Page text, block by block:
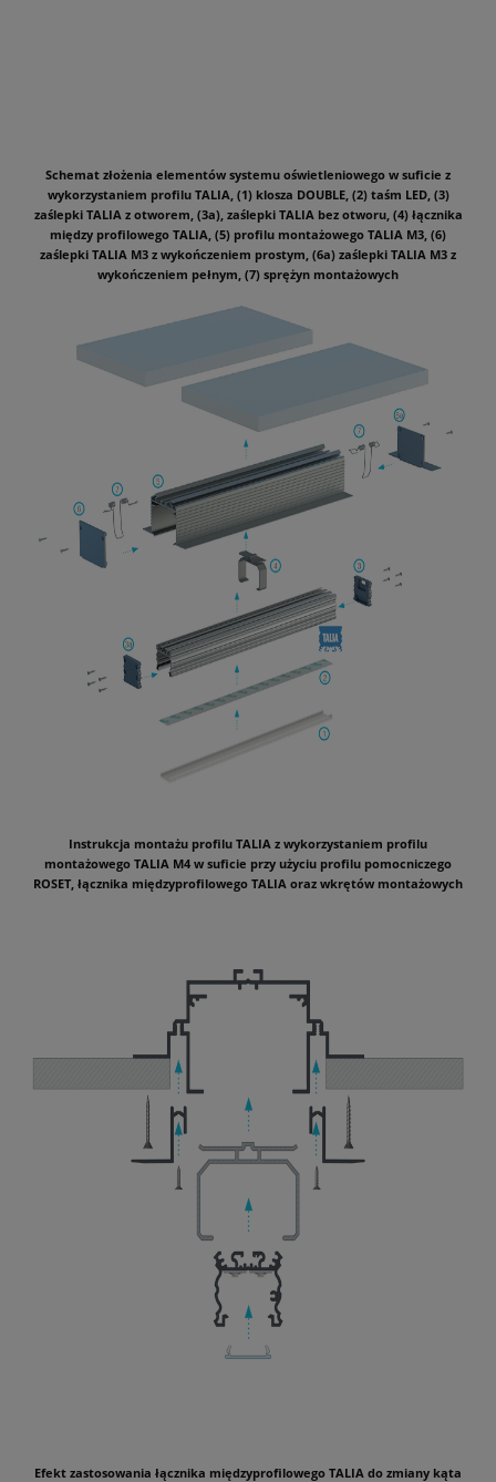
Schemat złożenia elementów systemu oświetleniowego w suficie z
wykorzystaniem profilu TALIA, (1) klosza DOUBLE, (2) taśm LED, (3)
zaślepki TALIA z otworem, (3a), zaślepki TALIA bez otworu, (4) łącznika
między profilowego TALIA, (5) profilu montażowego TALIA M3, (6)
zaślepki TALIA M3 z wykończeniem prostym, (6a) zaślepki TALIA M3 z
wykończeniem pełnym, (7) sprężyn montażowych
Instrukcja montażu profilu TALIA z wykorzystaniem profilu
montażowego TALIA M4 w suficie przy użyciu profilu pomocniczego
ROSET, łącznika międzyprofilowego TALIA oraz wkrętów montażowych
Efekt zastosowania łącznika międzyprofilowego TALIA do zmiany kąta